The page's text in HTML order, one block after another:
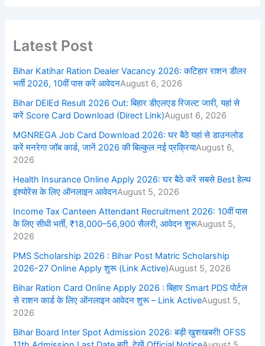
Latest Post
Bihar Katihar Ration Dealer Vacancy 2026: कटिहार राशन डीलर
भर्ती 2026, 10वीं पास करें आवेदनAugust 6, 2026
Bihar DElEd Result 2026 Out: बिहार डीएलएड रिजल्ट जारी, यहां से
करें Score Card Download (Direct Link)August 6, 2026
MGNREGA Job Card Download 2026: घर बैठे यहां से डाउनलोड
करें मनरेगा जॉब कार्ड, जानें 2026 की बिल्कुल नई प्रक्रियाAugust 6,
2026
Health Insurance Online Apply 2026: घर बैठे करें सबसे Best हेल्थ
इंश्योरेंस के लिए ऑनलाइन आवेदनAugust 5, 2026
Income Tax Canteen Attendant Recruitment 2026: 10वीं पास
के लिए सीधी भर्ती, ₹18,000–56,900 सैलरी, आवेदन शुरूAugust 5,
2026
PMS Scholarship 2026 : Bihar Post Matric Scholarship
2026-27 Online Apply शुरू (Link Active)August 5, 2026
Bihar Ration Card Online Apply 2026 : बिहार Smart PDS पोर्टल
से राशन कार्ड के लिए ऑनलाइन आवेदन शुरू – Link ActiveAugust 5,
2026
Bihar Board Inter Spot Admission 2026: बड़ी खुशखबरी! OFSS